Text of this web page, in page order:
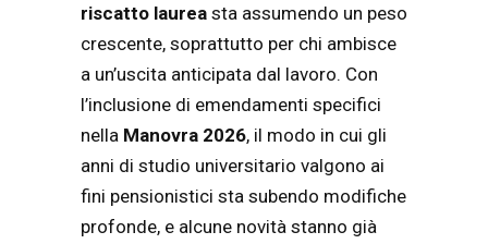
riscatto laurea sta assumendo un peso
crescente, soprattutto per chi ambisce
a un’uscita anticipata dal lavoro. Con
l’inclusione di emendamenti specifici
nella Manovra 2026, il modo in cui gli
anni di studio universitario valgono ai
fini pensionistici sta subendo modifiche
profonde, e alcune novità stanno già